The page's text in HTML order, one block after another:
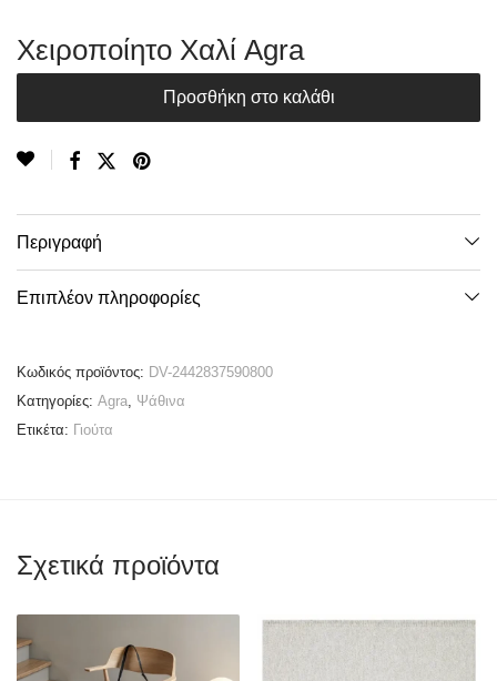
Χειροποίητο Χαλί Agra
Προσθήκη στο καλάθι
Περιγραφή
Επιπλέον πληροφορίες
Κωδικός προϊόντος: DV-2442837590800
Κατηγορίες: Agra, Ψάθινα
Ετικέτα: Γιούτα
Σχετικά προϊόντα